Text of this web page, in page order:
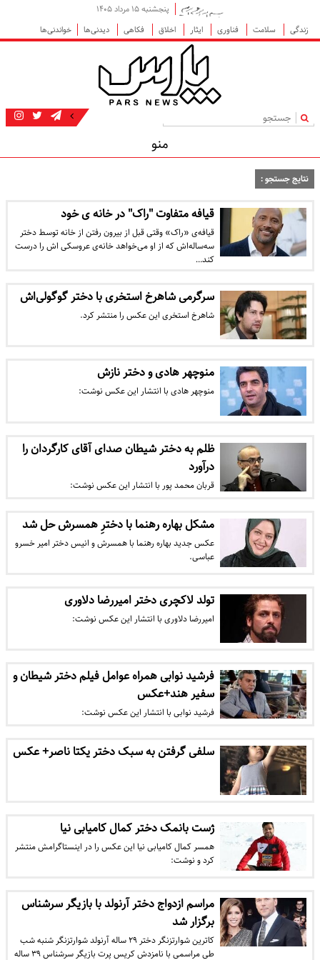
پنجشنبه ۱۵ مرداد ۱۴۰۵
زندگی
سلامت فناوری ایثار اخلاق فکاهی دیدنی‌ها خواندنی‌ها
|
منو
نتایج جستجو :
قیافه متفاوت "راک" در خانه ی خود
قیافه‌ی «راک» وقتی قبل از بیرون رفتن از خانه توسط دختر
سه‌ساله‌اش که از او می‌خواهد خانه‌ی عروسکی اش را درست
کند…
سرگرمی شاهرخ استخری با دختر گوگولی‌اش
شاهرخ استخری این عکس را منتشر کرد.
منوچهر هادی و دختر نازش
منوچهر هادی با انتشار این عکس نوشت:
ظلم به دختر شیطان صدای آقای کارگردان را
درآورد
قربان محمد پور با انتشار این عکس نوشت:
مشکل بهاره رهنما با دخترِ همسرش حل شد
عکس جدید بهاره رهنما با همسرش و انیس دختر امیر خسرو
عباسی.
تولد لاکچری دختر امیررضا دلاوری
امیررضا دلاوری با انتشار این عکس نوشت:
فرشید نوابی همراه عوامل فیلم دختر شیطان و
سفیر هند+عکس
فرشید نوابی با انتشار این عکس نوشت:
سلفی گرفتن به سبک دختر یکتا ناصر+ عکس
ژست بانمک دختر کمال کامیابی نیا
همسر کمال کامیابی نیا این عکس را در اینستاگرامش منتشر
کرد و نوشت:
مراسم ازدواج دختر آرنولد با بازیگر سرشناس
برگزار شد
کاترین شوارتزنگر دختر ۲۹ ساله آرنولد شوارتزنگر شنبه شب
طی مراسمی با نامزدش کریس پرت بازیگر سرشناس ۳۹‌ ساله